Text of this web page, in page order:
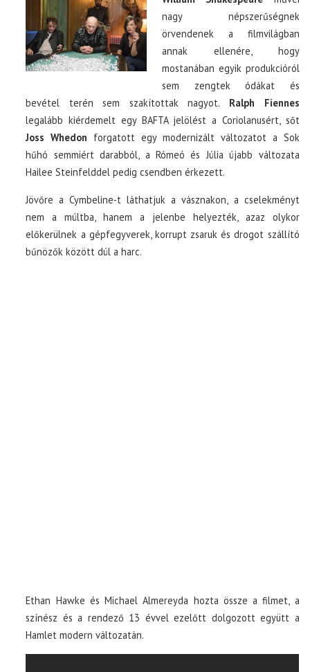
TOP10
KULISSZA
PÓLÓ RENDELÉS
nagy népszerűségnek
örvendenek a filmvilágban
annak ellenére, hogy
mostanában egyik produkcióról
sem zengtek ódákat és
bevétel terén sem szakítottak nagyot. Ralph Fiennes
legalább kiérdemelt egy BAFTA jelölést a Coriolanusért, sőt
Joss Whedon forgatott egy modernizált változatot a Sok
hűhó semmiért darabból, a Rómeó és Júlia újabb változata
Hailee Steinfelddel pedig csendben érkezett.
Jövőre a Cymbeline-t láthatjuk a vásznakon, a cselekményt
nem a múltba, hanem a jelenbe helyezték, azaz olykor
előkerülnek a gépfegyverek, korrupt zsaruk és drogot szállító
bűnözők között dúl a harc.
Ethan Hawke és Michael Almereyda hozta össze a filmet, a
színész és a rendező 13 évvel ezelőtt dolgozott együtt a
Hamlet modern változatán.